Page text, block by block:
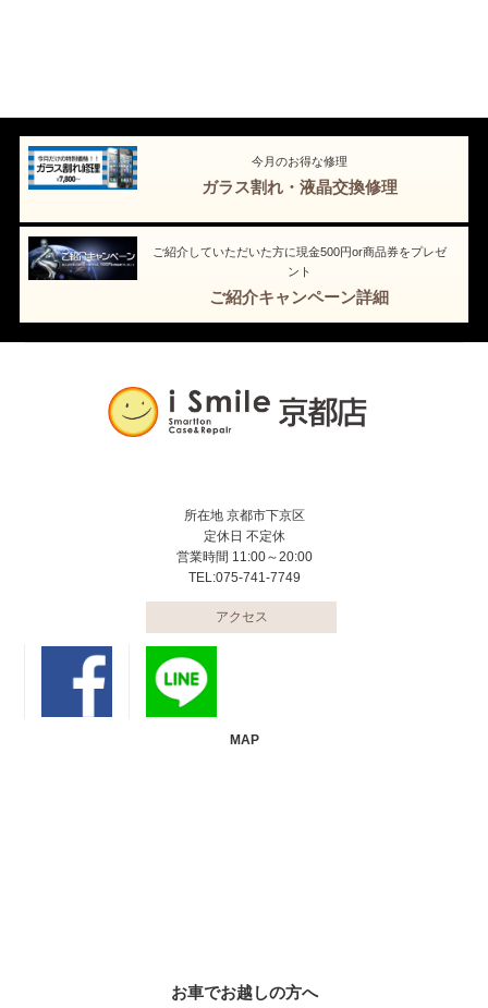
今月のお得な修理
ガラス割れ・液晶交換修理
ご紹介していただいた方に現金500円or商品券をプレゼ
ント
ご紹介キャンペーン詳細
所在地 京都市下京区
定休日 不定休
営業時間 11:00～20:00
TEL:075-741-7749
アクセス
MAP
お車でお越しの方へ